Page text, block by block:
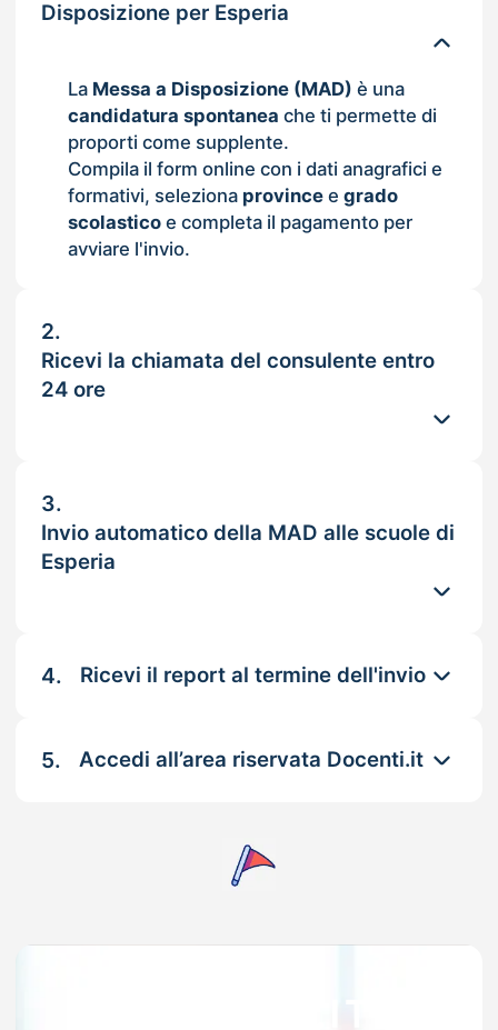
Disposizione per Esperia
La Messa a Disposizione (MAD) è una
candidatura spontanea che ti permette di
proporti come supplente.
Compila il form online con i dati anagrafici e
formativi, seleziona provincee grado
scolasticoe completa il pagamento per
avviare l'invio.
2.
Ricevi la chiamata del consulente entro
24 ore
3.
Invio automatico della MAD alle scuole di
Esperia
4. Ricevi il report al termine dell'invio
5. Accedi all’area riservata Docenti.it